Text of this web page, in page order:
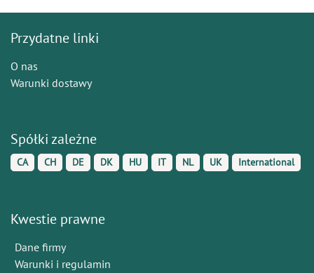
Przydatne linki
O nas
Warunki dostawy
Spółki zależne
CA CH DE DK HU IT NL UK International
Kwestie prawne
Dane firmy
Warunki i regulamin